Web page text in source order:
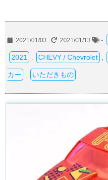
2021/01/03 2021/01/13 -
2021 CHEVY / Chevrolet
カー いただきもの